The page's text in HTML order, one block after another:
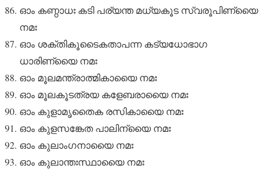
ഓം കണ്ഠാധഃ കടി പര്യന്ത മധ്യകൂട സ്വരൂപിണ്യൈ
നമഃ
ഓം ശക്തികൂടൈകതാപന്ന കട്യധോഭാഗ
ധാരിണ്യൈ നമഃ
ഓം മൂലമന്ത്രാത്മികായൈ നമഃ
ഓം മൂലകൂടത്രയ കളേബരായൈ നമഃ
ഓം കുളാമൃതൈക രസികായൈ നമഃ
ഓം കുളസങ്കേത പാലിന്യൈ നമഃ
ഓം കുലാംഗനായൈ നമഃ
ഓം കുലാന്തഃസ്ഥായൈ നമഃ